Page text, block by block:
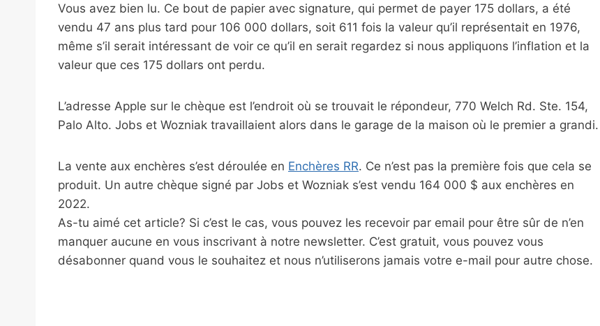
Vous avez bien lu. Ce bout de papier avec signature, qui permet de payer 175 dollars, a été
vendu 47 ans plus tard pour 106 000 dollars, soit 611 fois la valeur qu’il représentait en 1976,
même s’il serait intéressant de voir ce qu’il en serait regardez si nous appliquons l’inflation et la
valeur que ces 175 dollars ont perdu.
L’adresse Apple sur le chèque est l’endroit où se trouvait le répondeur, 770 Welch Rd. Ste. 154,
Palo Alto. Jobs et Wozniak travaillaient alors dans le garage de la maison où le premier a grandi.
La vente aux enchères s’est déroulée en Enchères RR. Ce n’est pas la première fois que cela se
produit. Un autre chèque signé par Jobs et Wozniak s’est vendu 164 000 $ aux enchères en
2022.
As-tu aimé cet article? Si c’est le cas, vous pouvez les recevoir par email pour être sûr de n’en
manquer aucune en vous inscrivant à notre newsletter. C’est gratuit, vous pouvez vous
désabonner quand vous le souhaitez et nous n’utiliserons jamais votre e-mail pour autre chose.